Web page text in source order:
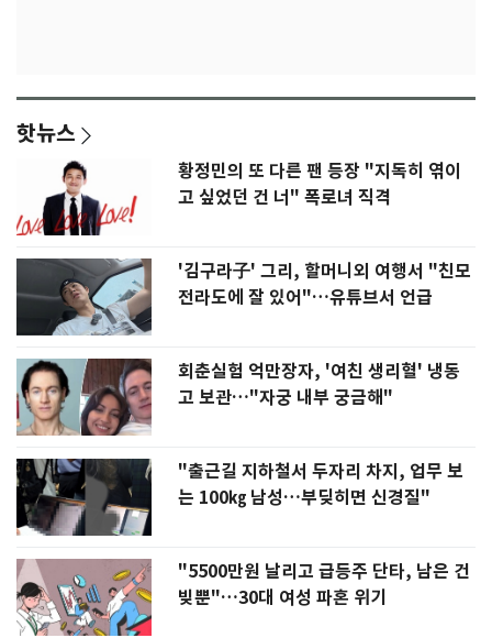
핫뉴스
황정민의 또 다른 팬 등장 "지독히 엮이
고 싶었던 건 너" 폭로녀 직격
'김구라子' 그리, 할머니외 여행서 "친모
전라도에 잘 있어"…유튜브서 언급
회춘실험 억만장자, '여친 생리혈' 냉동
고 보관…"자궁 내부 궁금해"
"출근길 지하철서 두자리 차지, 업무 보
는 100㎏ 남성…부딪히면 신경질"
"5500만원 날리고 급등주 단타, 남은 건
빚뿐"…30대 여성 파혼 위기